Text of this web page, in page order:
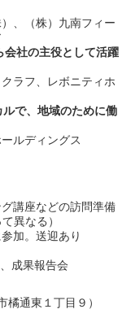
、（株）九南フィー
社の主役として活躍
ラフ、レボニティホ
で、地域のために働
ルディングス
講座などの訪問準備
異なる）
加。送迎あり
成果報告会
通東１丁目９）